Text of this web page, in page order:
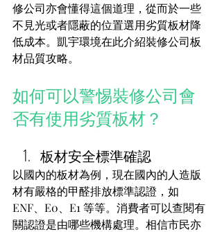
修公司亦會懂得這個道理，從而於一些
不見光或者隱蔽的位置選用劣質板材降
低成本。凱宇環境在此介紹裝修公司板
材品質攻略。
如何可以警惕裝修公司會
否有使用劣質板材？
板材安全標準確認
以國內的板材為例，現在國內的人造版
材有嚴格的甲醛排放標準認證，如
ENF、E0、E1 等等。消費者可以查閱有
關認證是由哪些機構處理。相信市民亦